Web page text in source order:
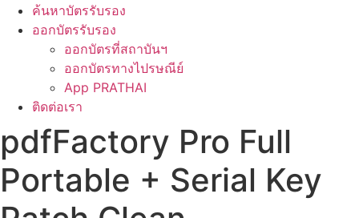
ค้นหาบัตรรับรอง
ออกบัตรรับรอง
ออกบัตรที่สถาบันฯ
ออกบัตรทางไปรษณีย์
App PRATHAI
ติดต่อเรา
pdfFactory Pro Full
Portable + Serial Key